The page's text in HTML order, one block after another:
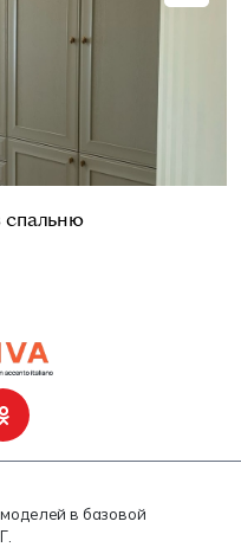
моделей в базовой